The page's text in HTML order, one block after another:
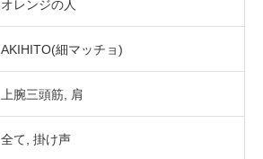
オレンジの人
AKIHITO(細マッチョ)
上腕三頭筋 肩
全て 掛け声